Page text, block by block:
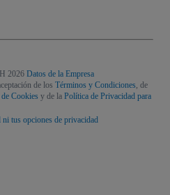
2026 Datos de la Empresa
de los Términos y Condiciones, de
Cookies y de la Política de Privacidad para
tus opciones de privacidad